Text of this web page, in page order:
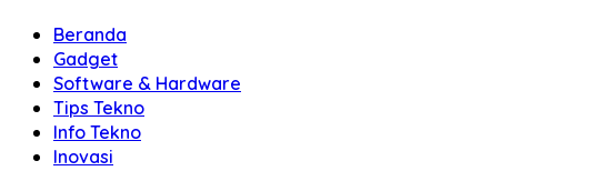
Beranda
Gadget
Software & Hardware
Tips Tekno
Info Tekno
Inovasi